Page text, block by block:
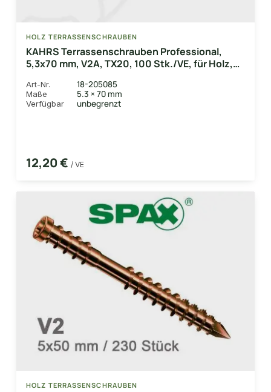
HOLZ TERRASSENSCHRAUBEN
KAHRS Terrassenschrauben Professional,
5,3x70 mm, V2A, TX20, 100 Stk./VE, für Holz,
Art-Nr. 18-205085
Maße 5.3 × 70 mm
Verfügbar unbegrenzt
12,20 € / VE
HOLZ TERRASSENSCHRAUBEN